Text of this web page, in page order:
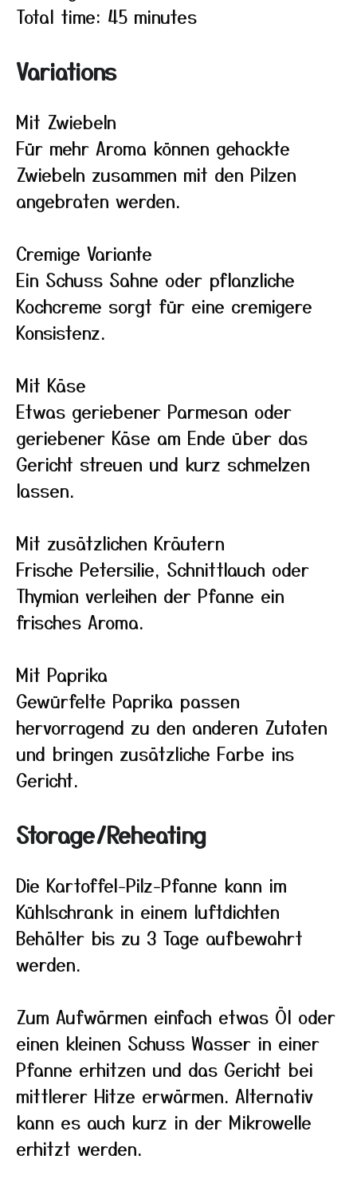
Total time: 45 minutes
Variations
Mit Zwiebeln
Für mehr Aroma können gehackte
Zwiebeln zusammen mit den Pilzen
angebraten werden.
Cremige Variante
Ein Schuss Sahne oder pflanzliche
Kochcreme sorgt für eine cremigere
Konsistenz.
Mit Käse
Etwas geriebener Parmesan oder
geriebener Käse am Ende über das
Gericht streuen und kurz schmelzen
lassen.
Mit zusätzlichen Kräutern
Frische Petersilie, Schnittlauch oder
Thymian verleihen der Pfanne ein
frisches Aroma.
Mit Paprika
Gewürfelte Paprika passen
hervorragend zu den anderen Zutaten
und bringen zusätzliche Farbe ins
Gericht.
Storage/Reheating
Die Kartoffel-Pilz-Pfanne kann im
Kühlschrank in einem luftdichten
Behälter bis zu 3 Tage aufbewahrt
werden.
Zum Aufwärmen einfach etwas Öl oder
einen kleinen Schuss Wasser in einer
Pfanne erhitzen und das Gericht bei
mittlerer Hitze erwärmen. Alternativ
kann es auch kurz in der Mikrowelle
erhitzt werden.